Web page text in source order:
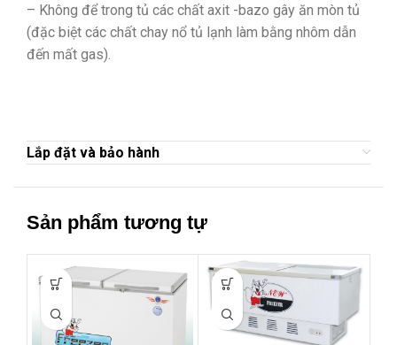
– Không để trong tủ các chất axit -bazo gây ăn mòn tủ
(đặc biệt các chất chay nổ tủ lạnh làm bằng nhôm dẫn
đến mất gas).
Lắp đặt và bảo hành
Sản phẩm tương tự